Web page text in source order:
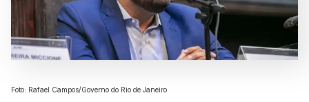
Foto: Rafael Campos/Governo do Rio de Janeiro